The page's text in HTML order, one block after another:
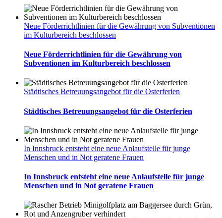
Neue Förderrichtlinien für die Gewährung von Subventionen
im Kulturbereich beschlossen
Neue Förderrichtlinien für die Gewährung von
Subventionen im Kulturbereich beschlossen
Städtisches Betreuungsangebot für die Osterferien
Städtisches Betreuungsangebot für die Osterferien
In Innsbruck entsteht eine neue Anlaufstelle für junge
Menschen und in Not geratene Frauen
In Innsbruck entsteht eine neue Anlaufstelle für junge
Menschen und in Not geratene Frauen